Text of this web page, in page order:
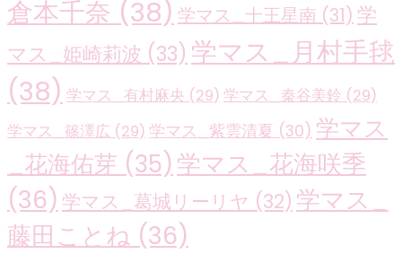
倉本千奈 (38) 学マス_十王星南 (31) 学
マス_姫崎莉波 (33) 学マス_月村手毬
(38) 学マス_有村麻央 (29) 学マス_秦谷美鈴 (29)
学マス_篠澤広 (29) 学マス_紫雲清夏 (30) 学マス
_花海佑芽 (35) 学マス_花海咲季
(36) 学マス_葛城リーリヤ (32) 学マス_
藤田ことね (36)